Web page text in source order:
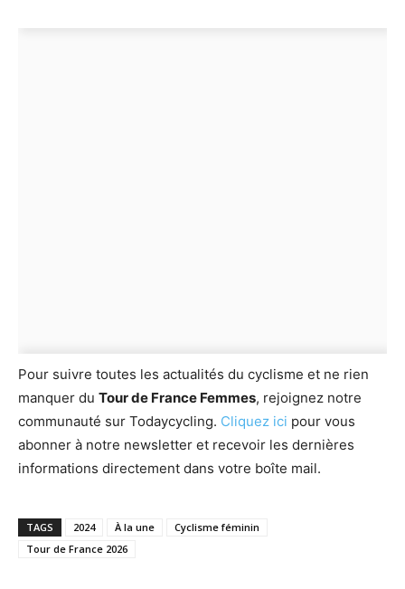
Pour suivre toutes les actualités du cyclisme et ne rien
manquer du Tour de France Femmes, rejoignez notre
communauté sur Todaycycling. Cliquez ici pour vous
abonner à notre newsletter et recevoir les dernières
informations directement dans votre boîte mail.
TAGS 2024 À la une
Cyclisme féminin
Tour de France 2026